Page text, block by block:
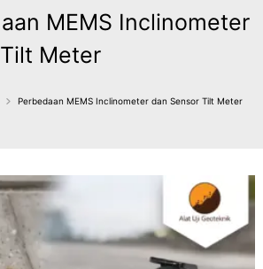
MEMS Inclinometer
Meter
Perbedaan MEMS Inclinometer dan Sensor Tilt Meter